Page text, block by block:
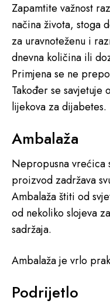
Zapamtite važnost
načina života, stoga
za uravnoteženu i
dnevna količina ili
Primjena se ne
Također se
lijekova za dijabetes.
Ambalaža
Nepropusna vrećica
proizvod zadržava
Ambalaža štiti od
od nekoliko slojeva
sadržaja.
Ambalaža je vrlo
Podrijetlo